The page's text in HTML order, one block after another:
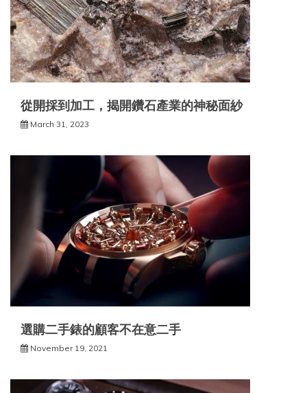
從開採到加工，揭開鑽石產業的神秘面紗
March 31, 2023
選購二手錶的顧客不在意二手
November 19, 2021